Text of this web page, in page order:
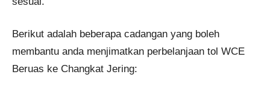
Berikut adalah beberapa cadangan yang boleh
membantu anda menjimatkan perbelanjaan tol WCE
Beruas ke Changkat Jering: